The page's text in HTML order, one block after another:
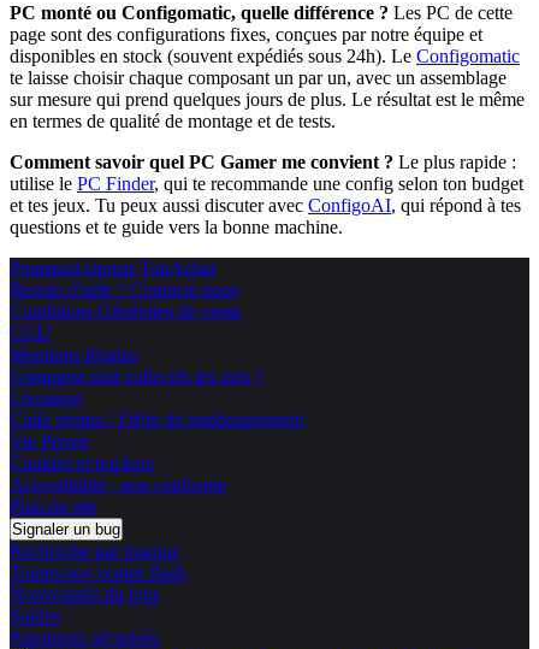
PC monté ou Configomatic, quelle différence ? Les PC de cette
page sont des configurations fixes, conçues par notre équipe et
disponibles en stock (souvent expédiés sous 24h). Le Configomatic
te laisse choisir chaque composant un par un, avec un assemblage
sur mesure qui prend quelques jours de plus. Le résultat est le même
en termes de qualité de montage et de tests.
Comment savoir quel PC Gamer me convient ? Le plus rapide :
utilise le PC Finder, qui te recommande une config selon ton budget
et tes jeux. Tu peux aussi discuter avec ConfigoAI, qui répond à tes
questions et te guide vers la bonne machine.
Pourquoi choisir TopAchat
Besoin d'aide ? Contacte nous
Conditions Générales de vente
CGU
Mentions légales
Comment sont collectés les avis ?
Livraison
Code promo / Offre de remboursement
Vie Privée
Cookies et trackers
Accessibilité : non conforme
Plan du site
Signaler un bug
Recherche par marque
Toutes nos ventes flash
Nouveautés du jour
Soldes
Paiements sécurisés